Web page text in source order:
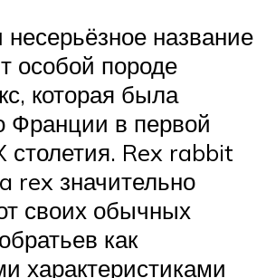
название
особой породе
которая была
Франции в первой
столетия. Rex rabbit
rex значительно
своих обычных
как
характеристиками